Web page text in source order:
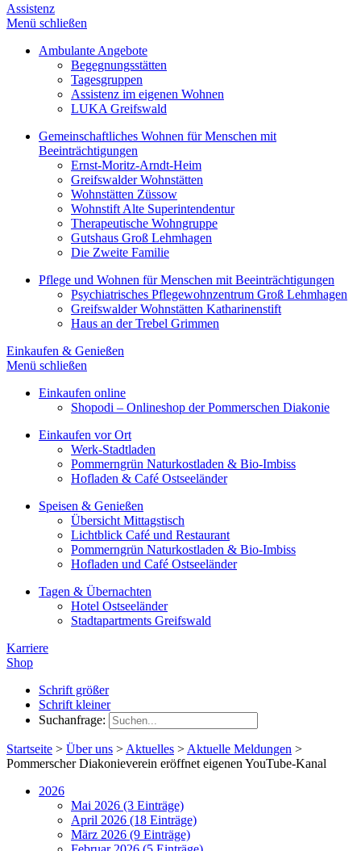
Assistenz
Menü schließen
Ambulante Angebote
Begegnungsstätten
Tagesgruppen
Assistenz im eigenen Wohnen
LUKA Greifswald
Gemeinschaftliches Wohnen für Menschen mit
Beeinträchtigungen
Ernst-Moritz-Arndt-Heim
Greifswalder Wohnstätten
Wohnstätten Züssow
Wohnstift Alte Superintendentur
Therapeutische Wohngruppe
Gutshaus Groß Lehmhagen
Die Zweite Familie
Pflege und Wohnen für Menschen mit Beeinträchtigungen
Psychiatrisches Pflegewohnzentrum Groß Lehmhagen
Greifswalder Wohnstätten Katharinenstift
Haus an der Trebel Grimmen
Einkaufen & Genießen
Menü schließen
Einkaufen online
Shopodi – Onlineshop der Pommerschen Diakonie
Einkaufen vor Ort
Werk-Stadtladen
Pommerngrün Naturkostladen & Bio-Imbiss
Hofladen & Café Ostseeländer
Speisen & Genießen
Übersicht Mittagstisch
Lichtblick Café und Restaurant
Pommerngrün Naturkostladen & Bio-Imbiss
Hofladen und Café Ostseeländer
Tagen & Übernachten
Hotel Ostseeländer
Stadtapartments Greifswald
Karriere
Shop
Schrift größer
Schrift kleiner
Suchanfrage:
Startseite > Über uns > Aktuelles > Aktuelle Meldungen >
Pommerscher Diakonieverein eröffnet eigenen YouTube-Kanal
2026
Mai 2026 (3 Einträge)
April 2026 (18 Einträge)
März 2026 (9 Einträge)